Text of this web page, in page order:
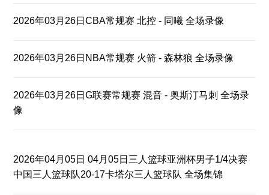
2026年03月26日CBA常规赛 北控 - 同曦 全场录像
2026年03月26日NBA常规赛 火箭 - 森林狼 全场录像
2026年03月26日G联赛常规赛 混音 - 奥斯汀马刺 全场录
像
2026年04月05日 04月05日三人篮球亚洲杯男子1/4决赛
中国三人篮球队20-17卡塔尔三人篮球队 全场集锦